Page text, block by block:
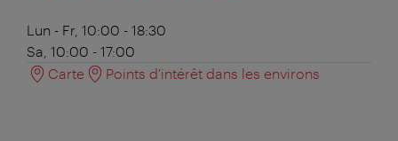
Lun - Fr, 10:00 - 18:30
Sa, 10:00 - 17:00
Carte
Points d'intérêt dans les environs